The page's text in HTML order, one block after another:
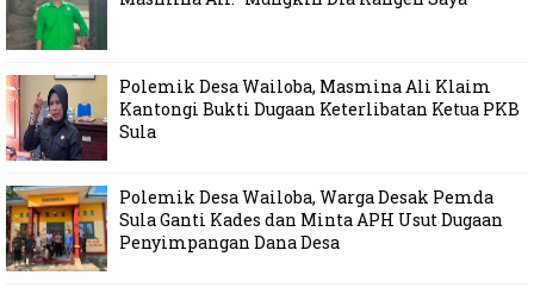
Polemik Desa Wailoba, Masmina Ali Klaim
Kantongi Bukti Dugaan Keterlibatan Ketua PKB
Sula
Polemik Desa Wailoba, Warga Desak Pemda
Sula Ganti Kades dan Minta APH Usut Dugaan
Penyimpangan Dana Desa